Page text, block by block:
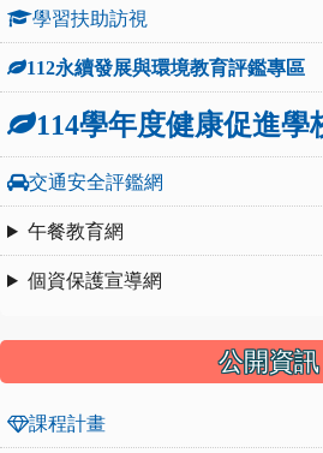
學習扶助訪視
112永續發展與環境教育評鑑專區
114學年度健康促進學
交通安全評鑑網
午餐教育網
個資保護宣導網
公開資訊
課程計畫